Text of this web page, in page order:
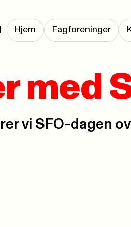
Hjem Fagforeninger
med
vi SFO-dagen